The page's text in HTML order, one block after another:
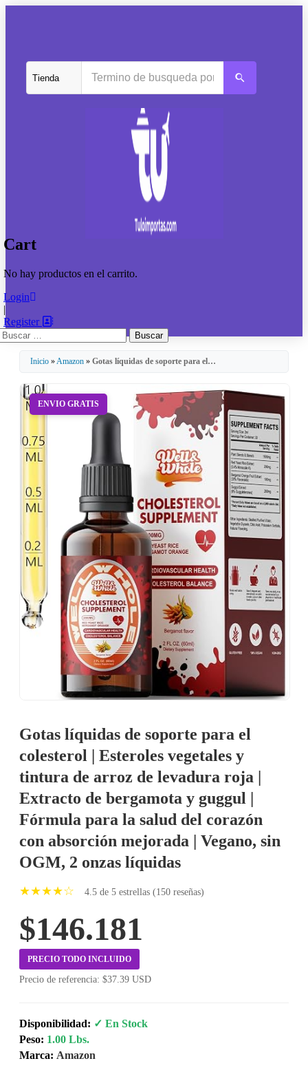
Cart
No hay productos en el carrito.
Login
|
Register
Inicio »Amazon » Gotas líquidas de soporte para el…
ENVIO GRATIS
Gotas líquidas de soporte para el
colesterol | Esteroles vegetales y
tintura de arroz de levadura roja |
Extracto de bergamota y guggul |
Fórmula para la salud del corazón
con absorción mejorada | Vegano, sin
OGM, 2 onzas líquidas
★★★★☆ 4.5 de 5 estrellas (150 reseñas)
$146.181
PRECIO TODO INCLUIDO
Precio de referencia: $37.39 USD
Disponibilidad: ✓ En Stock
Peso: 1.00 Lbs.
Marca: Amazon